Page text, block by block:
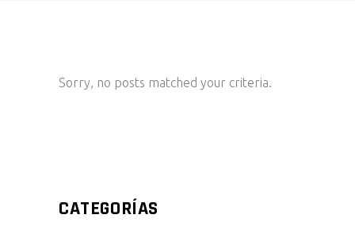
Sorry, no posts matched your criteria.
CATEGORÍAS